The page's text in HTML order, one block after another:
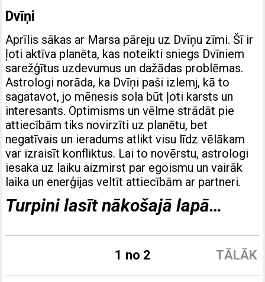
Dvīņi
Aprīlis sākas ar Marsa pāreju uz Dvīņu zīmi. Šī ir
ļoti aktīva planēta, kas noteikti sniegs Dvīniem
sarežģītus uzdevumus un dažādas problēmas.
Astrologi norāda, ka Dvīņi paši izlemj, kā to
sagatavot, jo mēnesis sola būt ļoti karsts un
interesants. Optimisms un vēlme strādāt pie
attiecībām tiks novirzīti uz planētu, bet
negatīvais un ieradums atlikt visu līdz vēlākam
var izraisīt konfliktus. Lai to novērstu, astrologi
iesaka uz laiku aizmirst par egoismu un vairāk
laika un enerģijas veltīt attiecībām ar partneri.
Turpini lasīt nākošajā lapā…
TĀLĀK
1 no 2